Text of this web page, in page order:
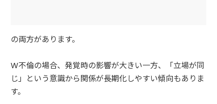
の両方があります。
W不倫の場合、発覚時の影響が大きい一方、「立場が同
じ」という意識から関係が長期化しやすい傾向もありま
す。